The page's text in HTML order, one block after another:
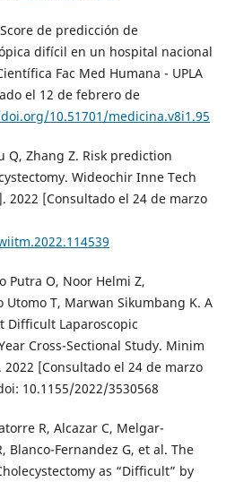
de predicción de
difícil en un hospital nacional
Fac Med Humana - UPLA
el 12 de febrero de
10.51701/medicina.v8i1.95
Q, Zhang Z. Risk prediction
Wideochir Inne Tech
2022 [Consultado el 24 de marzo
Putra O, Noor Helmi Z,
Utomo T, Marwan Sikumbang K. A
Difficult Laparoscopic
Cross-Sectional Study. Minim
[Consultado el 24 de marzo
10.1155/2022/3530568
R, Alcazar C, Melgar-
Blanco-Fernandez G, et al. The
as “Difficult” by